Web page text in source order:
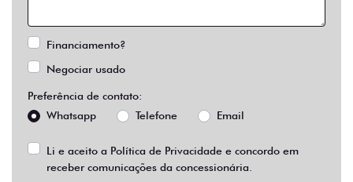
Financiamento?
Negociar usado
Preferência de contato:
Whatsapp
Telefone Email
Li e aceito a Política de Privacidade e concordo em
receber comunicações da concessionária.